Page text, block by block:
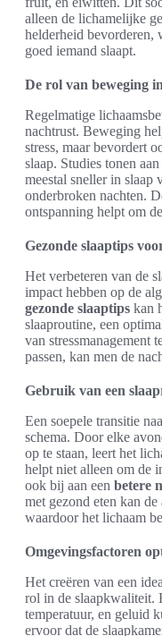
alleen de lichamelijke
helderheid bevorderen,
goed iemand slaapt.
De rol van beweging
Regelmatige
nachtrust. Beweging
stress, maar bevordert
slaap. Studies tonen
meestal sneller in slaap
onderbroken nachten.
ontspanning helpt om
Gezonde slaaptips
Het verbeteren van de
impact hebben op de
gezonde slaaptips kan
slaaproutine, een
van stressmanagement
passen, kan men de
Gebruik van een
Een soepele transitie
schema. Door elke
op te staan, leert het
helpt niet alleen om de
ook bij aan een betere
met gezond eten kan
waardoor het lichaam
Omgevingsfactoren
Het creëren van een
rol in de slaapkwaliteit.
temperatuur, en geluid
ervoor dat de